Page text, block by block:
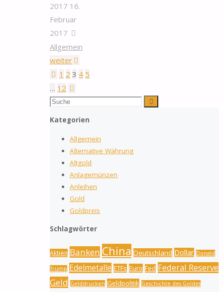
2017 16.
Februar
2017
Allgemein
weiter"Zentralbank:
Jeder
sollte
100
besitzen"
Seitennummerierung
der
Beiträge
1 2 3 4 5
… 12
Suchen
Suche
Kategorien
Allgemein
Alternative Währung
Altgold
Anlagemünzen
Anleihen
Gold
Goldpreis
Schlagwörter
Aktien Banken China Deutschland Dollar Donald
Trump Edelmetalle ETFs Euro Fed Federal Reserve
Geld Gelddrucken Geldpolitik Geschichte des Goldes